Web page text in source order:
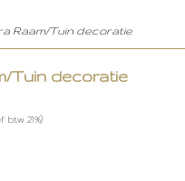
Raam/Tuin decoratie
Tuin decoratie
btw 21%)